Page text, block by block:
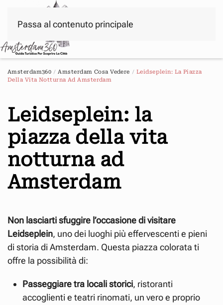
Passa al contenuto principale
Amsterdam360 Amsterdam Cosa Vedere
Leidseplein: La Piazza
Della Vita Notturna Ad Amsterdam
Leidseplein: la
piazza della vita
notturna ad
Amsterdam
Non lasciarti sfuggire l’occasione di visitare
Leidseplein, uno dei luoghi più effervescenti e pieni
di storia di Amsterdam. Questa piazza colorata ti
offre la possibilità di:
Passeggiare tra locali storici, ristoranti
accoglienti e teatri rinomati, un vero e proprio